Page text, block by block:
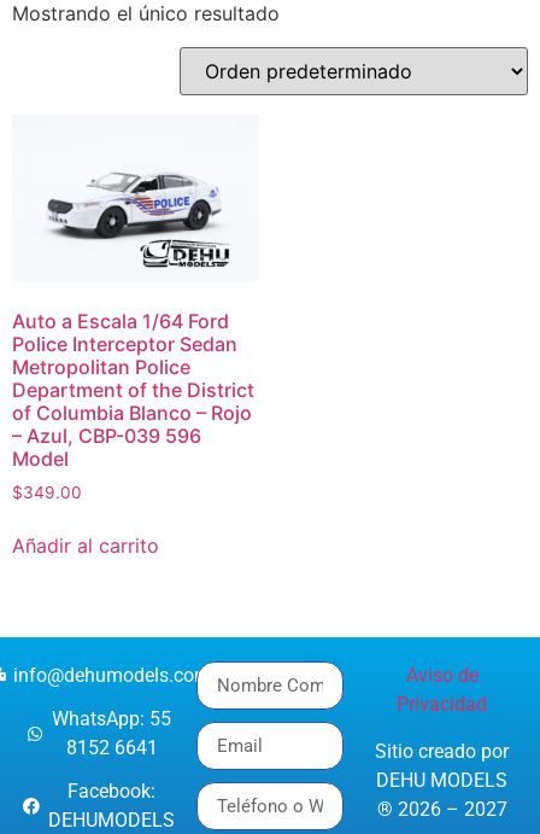
Mostrando el único resultado
Auto a Escala 1/64 Ford
Police Interceptor Sedan
Metropolitan Police
Department of the District
of Columbia Blanco – Rojo
– Azul, CBP-039 596
Model
$349.00
Añadir al carrito
info@dehumodels.com
WhatsApp: 55
8152 6641
Facebook:
DEHUMODELS
Aviso de
Privacidad
Sitio creado por
DEHU MODELS
® 2026 – 2027